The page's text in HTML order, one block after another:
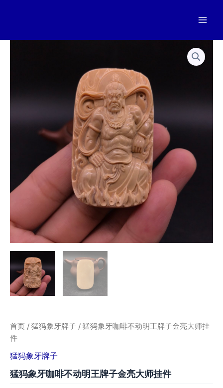
首页 / 猛犸象牙牌子 / 猛犸象牙咖啡不动明王牌子金亮大师挂
件
猛犸象牙牌子
猛犸象牙咖啡不动明王牌子金亮大师挂件